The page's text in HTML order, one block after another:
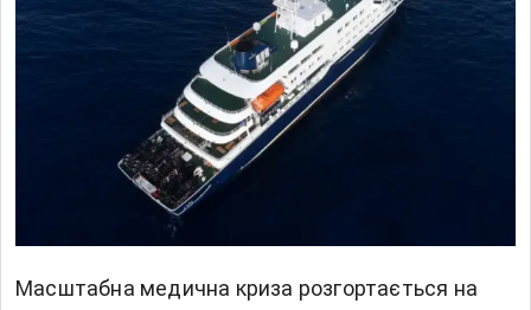
Масштабна медична криза розгортається на